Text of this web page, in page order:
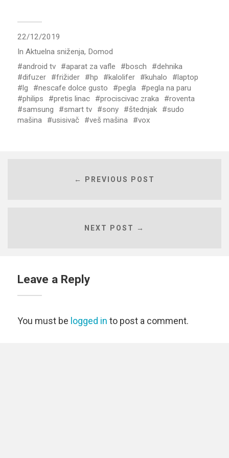
22/12/2019
In Aktuelna sniženja, Domod
android tv
aparat za vafle bosch
dehnika
difuzer
frižider hp kalolifer kuhalo
laptop
lg
nescafe dolce gusto pegla
pegla na paru
philips
pretis linac prociscivac zraka
roventa
samsung
smart tv sony štednjak
sudo
mašina
usisivač veš mašina vox
← PREVIOUS POST
NEXT POST →
Leave a Reply
You must be logged in to post a comment.